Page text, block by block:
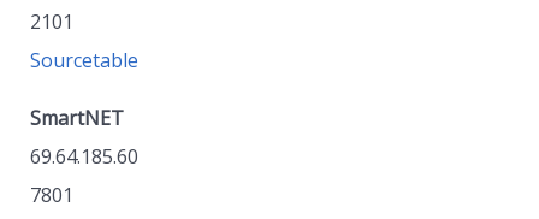
2101
Sourcetable
SmartNET
69.64.185.60
7801